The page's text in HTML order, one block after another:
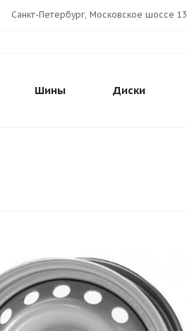
Санкт-Петербург, Московское шоссе 13
Шины Диски